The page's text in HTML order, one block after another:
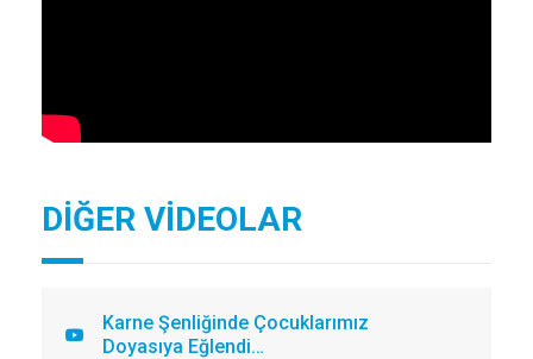
DİĞER VİDEOLAR
Karne Şenliğinde Çocuklarımız
Doyasıya Eğlendi…